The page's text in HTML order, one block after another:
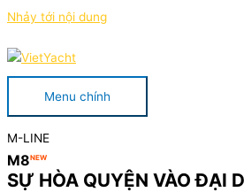
Nhảy tới nội dung
Menu chính
M-LINE
M8NEW
SỰ HÒA QUYỆN VÀO ĐẠI